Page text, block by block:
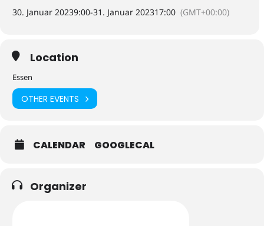
30. Januar 20239:00-31. Januar 202317:00 (GMT+00:00)
Location
Essen
OTHER EVENTS
CALENDAR GOOGLECAL
Organizer